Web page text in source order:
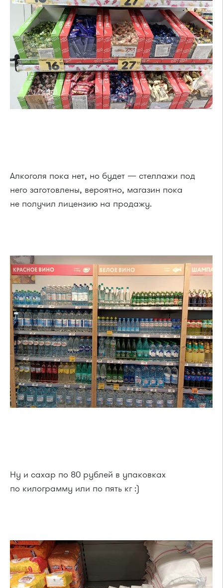
Алкоголя пока нет, но будет — стеллажи под
него заготовлены, вероятно, магазин пока
не получил лицензию на продажу.
Ну и сахар по 80 рублей в упаковках
по килограмму или по пять кг :)